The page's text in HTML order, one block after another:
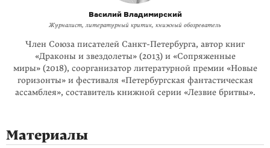
Василий Владимирский
Журналист, литературный критик, книжный обозреватель
Член Союза писателей Санкт-Петербурга, автор книг
«Драконы и звездолеты» (2013) и «Сопряженные
миры» (2018), соорганизатор литературной премии «Новые
горизонты» и фестиваля «Петербургская фантастическая
ассамблея», составитель книжной серии «Лезвие бритвы».
Материалы